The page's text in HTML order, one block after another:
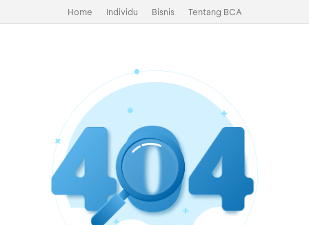
Home Individu Bisnis Tentang BCA